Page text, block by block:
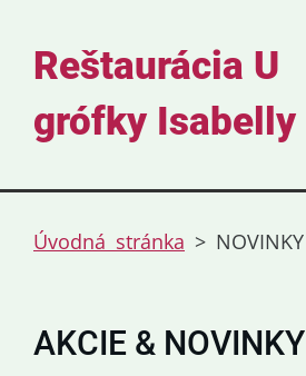
Reštaurácia U
grófky Isabelly
Úvodná stránka > NOVINKY
AKCIE & NOVINKY